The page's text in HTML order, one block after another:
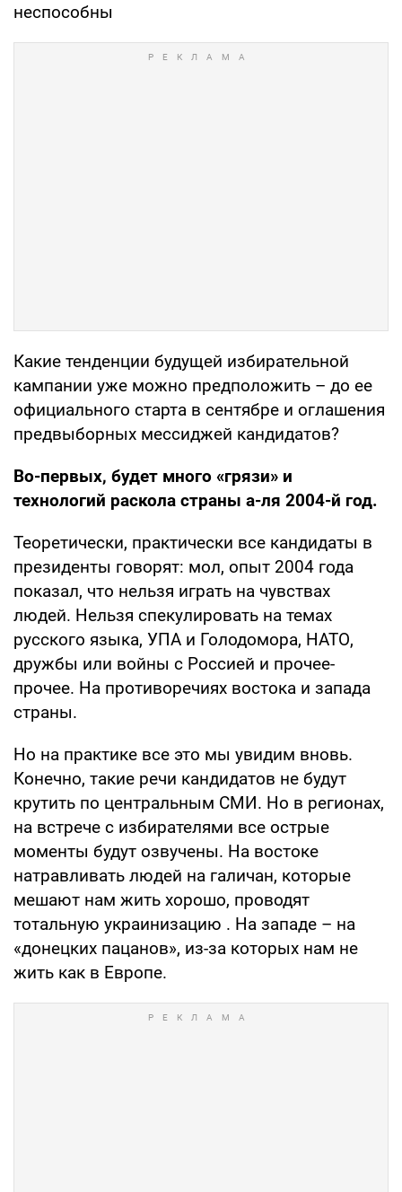
неспособны
Какие тенденции будущей избирательной
кампании уже можно предположить – до ее
официального старта в сентябре и оглашения
предвыборных мессиджей кандидатов?
Во-первых, будет много «грязи» и
технологий раскола страны а-ля 2004-й год.
Теоретически, практически все кандидаты в
президенты говорят: мол, опыт 2004 года
показал, что нельзя играть на чувствах
людей. Нельзя спекулировать на темах
русского языка, УПА и Голодомора, НАТО,
дружбы или войны с Россией и прочее-
прочее. На противоречиях востока и запада
страны.
Но на практике все это мы увидим вновь.
Конечно, такие речи кандидатов не будут
крутить по центральным СМИ. Но в регионах,
на встрече с избирателями все острые
моменты будут озвучены. На востоке
натравливать людей на галичан, которые
мешают нам жить хорошо, проводят
тотальную украинизацию . На западе – на
«донецких пацанов», из-за которых нам не
жить как в Европе.